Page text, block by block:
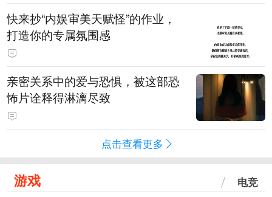
快来抄“内娱审美天赋怪”的作业，
打造你的专属氛围感
亲密关系中的爱与恐惧，被这部恐
怖片诠释得淋漓尽致
点击查看更多
游戏 电竞